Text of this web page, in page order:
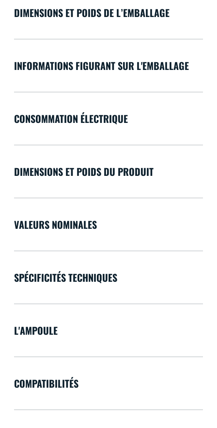
DIMENSIONS ET POIDS DE L’EMBALLAGE
INFORMATIONS FIGURANT SUR L'EMBALLAGE
CONSOMMATION ÉLECTRIQUE
DIMENSIONS ET POIDS DU PRODUIT
VALEURS NOMINALES
SPÉCIFICITÉS TECHNIQUES
L'AMPOULE
COMPATIBILITÉS